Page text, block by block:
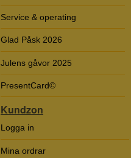
Service & operating
Glad Påsk 2026
Julens gåvor 2025
PresentCard©
Kundzon
Logga in
Mina ordrar